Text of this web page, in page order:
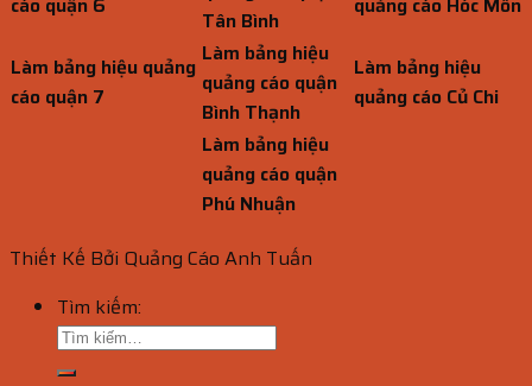
Tân Bình
Làm bảng hiệu quảng
cáo quận 7
Làm bảng hiệu
quảng cáo quận
Bình Thạnh
Làm bảng hiệu
quảng cáo Củ Chi
Làm bảng hiệu
quảng cáo quận
Phú Nhuận
Thiết Kế Bởi Quảng Cáo Anh Tuấn
Tìm kiếm: